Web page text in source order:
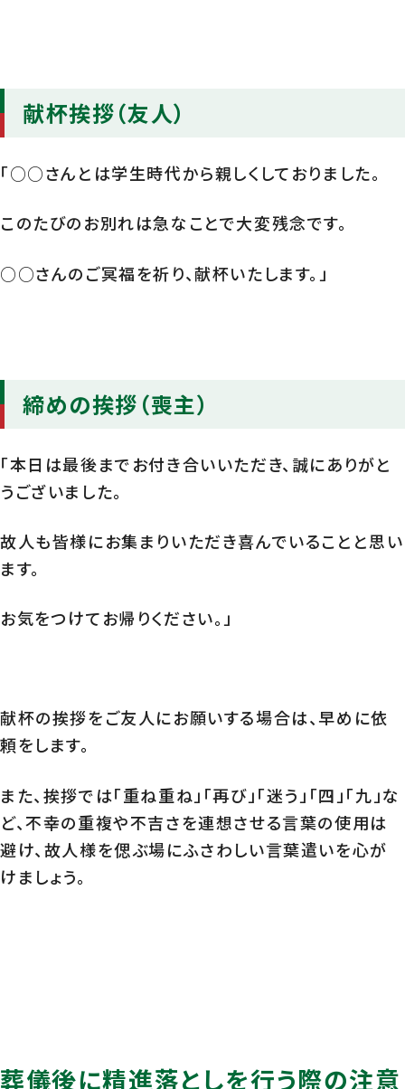
献杯挨拶（友人）
「○○さんとは学生時代から親しくしておりました。
このたびのお別れは急なことで大変残念です。
○○さんのご冥福を祈り、献杯いたします。」
締めの挨拶（喪主）
「本日は最後までお付き合いいただき、誠にありがと
うございました。
故人も皆様にお集まりいただき喜んでいることと思い
ます。
お気をつけてお帰りください。」
献杯の挨拶をご友人にお願いする場合は、早めに依
頼をします。
また、挨拶では「重ね重ね」「再び」「迷う」「四」「九」な
ど、不幸の重複や不吉さを連想させる言葉の使用は
避け、故人様を偲ぶ場にふさわしい言葉遣いを心が
けましょう。
葬儀後に精進落としを行う際の注意